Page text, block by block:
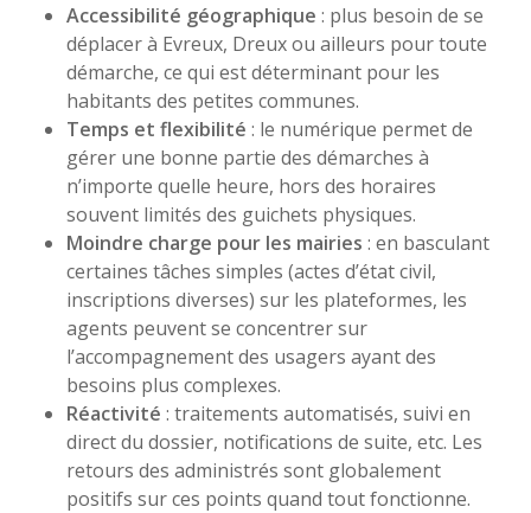
Accessibilité géographique : plus besoin de se
déplacer à Evreux, Dreux ou ailleurs pour toute
démarche, ce qui est déterminant pour les
habitants des petites communes.
Temps et flexibilité : le numérique permet de
gérer une bonne partie des démarches à
n’importe quelle heure, hors des horaires
souvent limités des guichets physiques.
Moindre charge pour les mairies : en basculant
certaines tâches simples (actes d’état civil,
inscriptions diverses) sur les plateformes, les
agents peuvent se concentrer sur
l’accompagnement des usagers ayant des
besoins plus complexes.
Réactivité : traitements automatisés, suivi en
direct du dossier, notifications de suite, etc. Les
retours des administrés sont globalement
positifs sur ces points quand tout fonctionne.